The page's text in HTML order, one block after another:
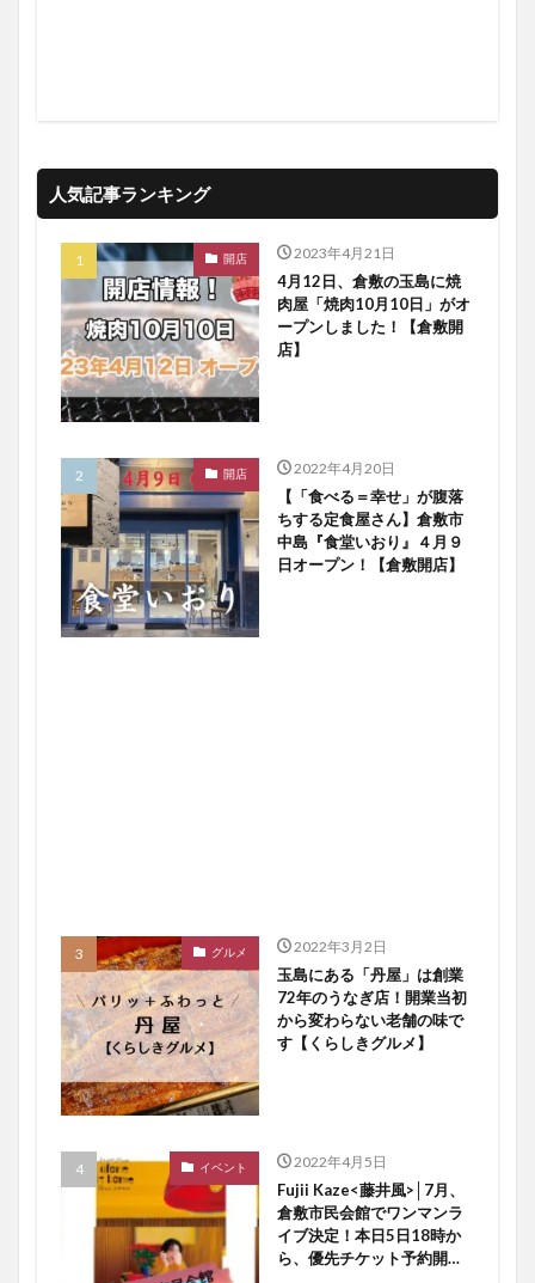
人気記事ランキング
開店 2023年4月21日
4月12日、倉敷の玉島に焼
肉屋「焼肉10月10日」がオ
ープンしました！【倉敷開
店】
開店 2022年4月20日
【「食べる＝幸せ」が腹落
ちする定食屋さん】倉敷市
中島『食堂いおり』４月９
日オープン！【倉敷開店】
グルメ 2022年3月2日
玉島にある「丹屋」は創業
72年のうなぎ店！開業当初
から変わらない老舗の味で
す【くらしきグルメ】
イベント 2022年4月5日
Fujii Kaze<藤井風>│7月、
倉敷市民会館でワンマンラ
イブ決定！本日5日18時か
ら、優先チケット予約開始